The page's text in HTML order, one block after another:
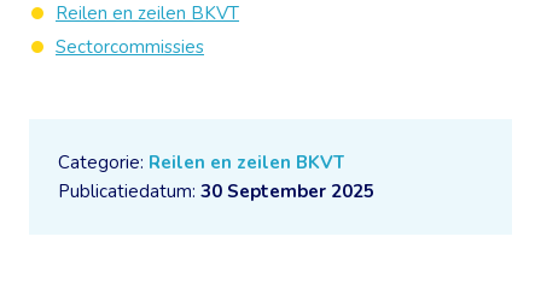
Categorie: Reilen en zeilen BKVT
Publicatiedatum: 30 September 2025
Reilen en zeilen BKVT
Sectorcommissies